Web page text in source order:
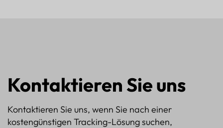
Kontaktieren Sie uns
Kontaktieren Sie uns, wenn Sie nach einer
kostengünstigen Tracking-Lösung suchen,